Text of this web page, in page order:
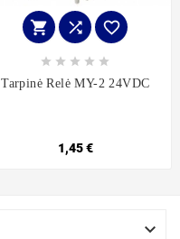
  
    
Tarpinė Relė MY-2 24VDC
1,45 €
